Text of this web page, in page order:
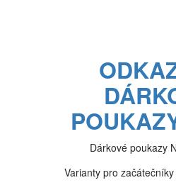
Dárkové poukazy
Varianty pro